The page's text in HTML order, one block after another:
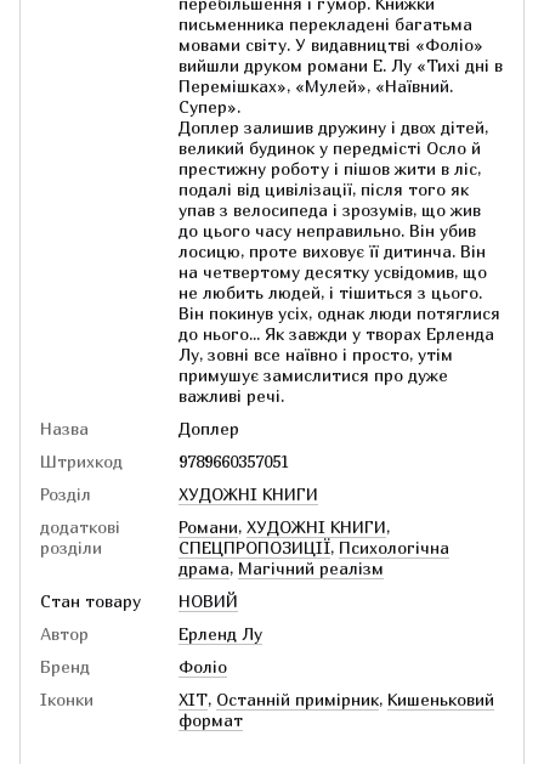
письменника перекладені багатьма
мовами світу. У видавництві «Фоліо»
вийшли друком романи Е. Лу «Тихі дні в
Перемішках», «Мулей», «Наївний.
Супер».
Доплер залишив дружину і двох дітей,
великий будинок у передмісті Осло й
престижну роботу і пішов жити в ліс,
подалі від цивілізації, після того як
упав з велосипеда і зрозумів, що жив
до цього часу неправильно. Він убив
лосицю, проте виховує її дитинча. Він
на четвертому десятку усвідомив, що
не любить людей, і тішиться з цього.
Він покинув усіх, однак люди потяглися
до нього... Як завжди у творах Ерленда
Лу, зовні все наївно і просто, утім
примушує замислитися про дуже
важливі речі.
Назва
Доплер
Штрихкод
9789660357051
Розділ
ХУДОЖНІ КНИГИ
додаткові
розділи
Романи, ХУДОЖНІ КНИГИ,
СПЕЦПРОПОЗИЦІЇ, Психологічна
драма, Магічний реалізм
Стан товару
НОВИЙ
Автор
Ерленд Лу
Бренд
Фоліо
Іконки
ХІТ, Останній примірник, Кишеньковий
формат